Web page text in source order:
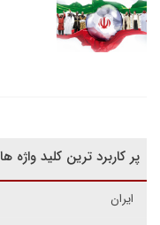
پر کاربرد ترین کلید واژه ها
ایران